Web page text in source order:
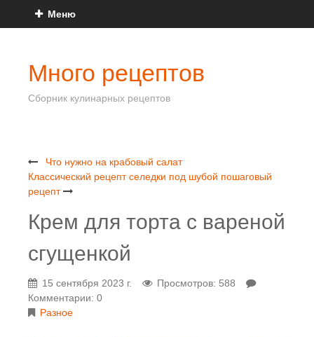
Меню
Много рецептов
Сборник кулинарных рецептов
Что нужно на крабовый салат
Классический рецепт селедки под шубой пошаговый
рецепт
Крем для торта с вареной
сгущенкой
15 сентября 2023 г.
Просмотров: 588
Комментарии: 0
Разное